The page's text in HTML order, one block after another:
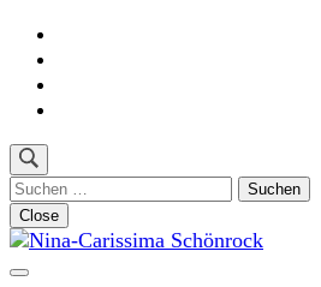
Skip
content
(Press
Suchen
nach:
Close